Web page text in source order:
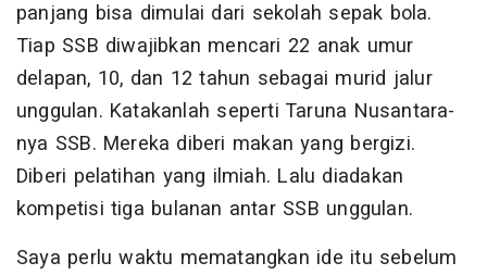
panjang bisa dimulai dari sekolah sepak bola.
Tiap SSB diwajibkan mencari 22 anak umur
delapan, 10, dan 12 tahun sebagai murid jalur
unggulan. Katakanlah seperti Taruna Nusantara-
nya SSB. Mereka diberi makan yang bergizi.
Diberi pelatihan yang ilmiah. Lalu diadakan
kompetisi tiga bulanan antar SSB unggulan.
Saya perlu waktu mematangkan ide itu sebelum